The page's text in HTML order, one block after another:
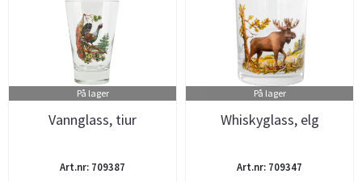
På lager
Vannglass, tiur
Art.nr: 709387
På lager
Whiskyglass, elg
Art.nr: 709347